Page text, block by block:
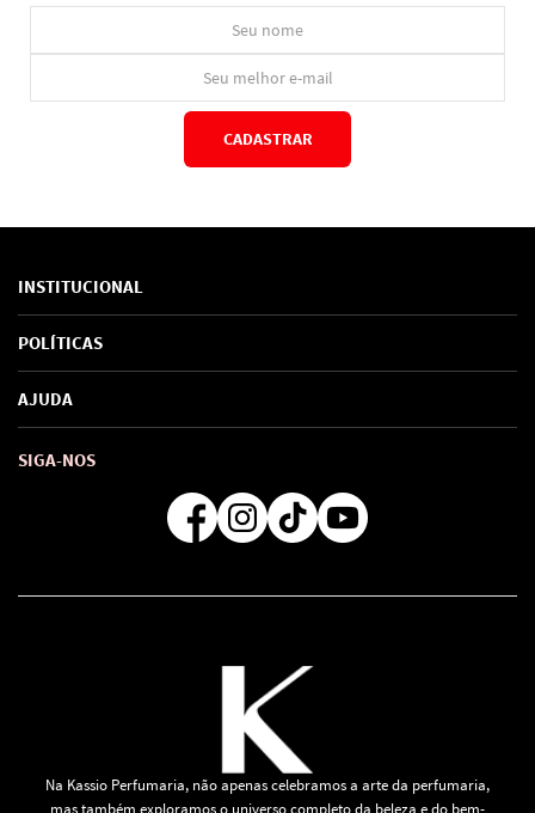
CADASTRAR
INSTITUCIONAL
Sobre Nós
Marcas
SAC de marcas
Como comprar
POLÍTICAS
Política de Privacidade
Troca e Devoluções
Formas de Pagamento
Regra de Frete Grátis
AJUDA
SIGA-NOS
Na Kassio Perfumaria, não apenas celebramos a arte da perfumaria,
mas também exploramos o universo completo da beleza e do bem-